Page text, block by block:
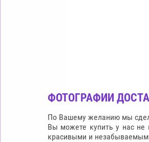
ФОТОГРАФИИ
По Вашему желанию мы
Вы можете купить у нас не
красивыми и